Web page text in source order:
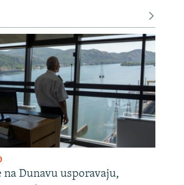
na Dunavu usporavaju,